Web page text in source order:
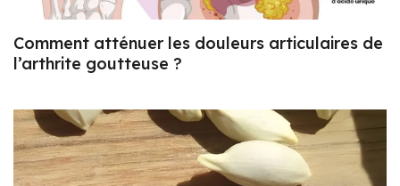
Comment atténuer les douleurs articulaires de
l’arthrite goutteuse ?